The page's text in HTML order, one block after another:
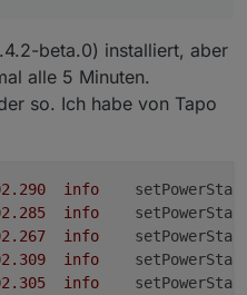
beta.0) installiert, aber
alle 5 Minuten.
so. Ich habe von Tapo
info
info
info
info
info